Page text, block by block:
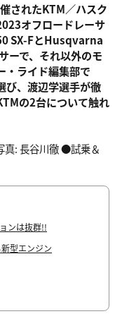
されたKTM／ハスク
オフロードレーサ
SX-FとHusqvarna
ーで、それ以外のモ
・ライド編集部で
び、渡辺学選手が徹
の2台について触れ
: 長谷川徹 ●試乗＆
ンは抜群!!
型エンジン